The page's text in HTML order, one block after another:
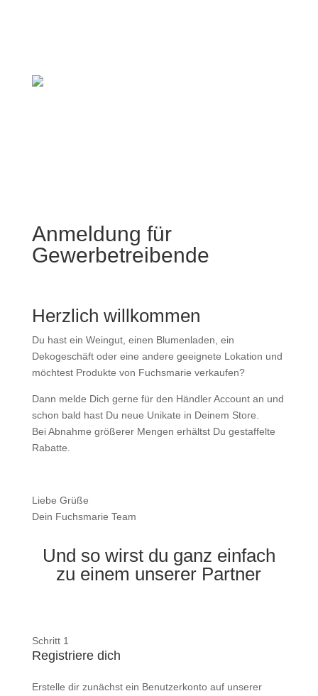
Anmeldung für
Gewerbetreibende
Herzlich willkommen
Du hast ein Weingut, einen Blumenladen, ein
Dekogeschäft oder eine andere geeignete Lokation und
möchtest Produkte von Fuchsmarie verkaufen?
Dann melde Dich gerne für den Händler Account an und
schon bald hast Du neue Unikate in Deinem Store.
Bei Abnahme größerer Mengen erhältst Du gestaffelte
Rabatte.
Liebe Grüße
Dein Fuchsmarie Team
Und so wirst du ganz einfach
zu einem unserer Partner
Schritt 1
Registriere dich
Erstelle dir zunächst ein Benutzerkonto auf unserer